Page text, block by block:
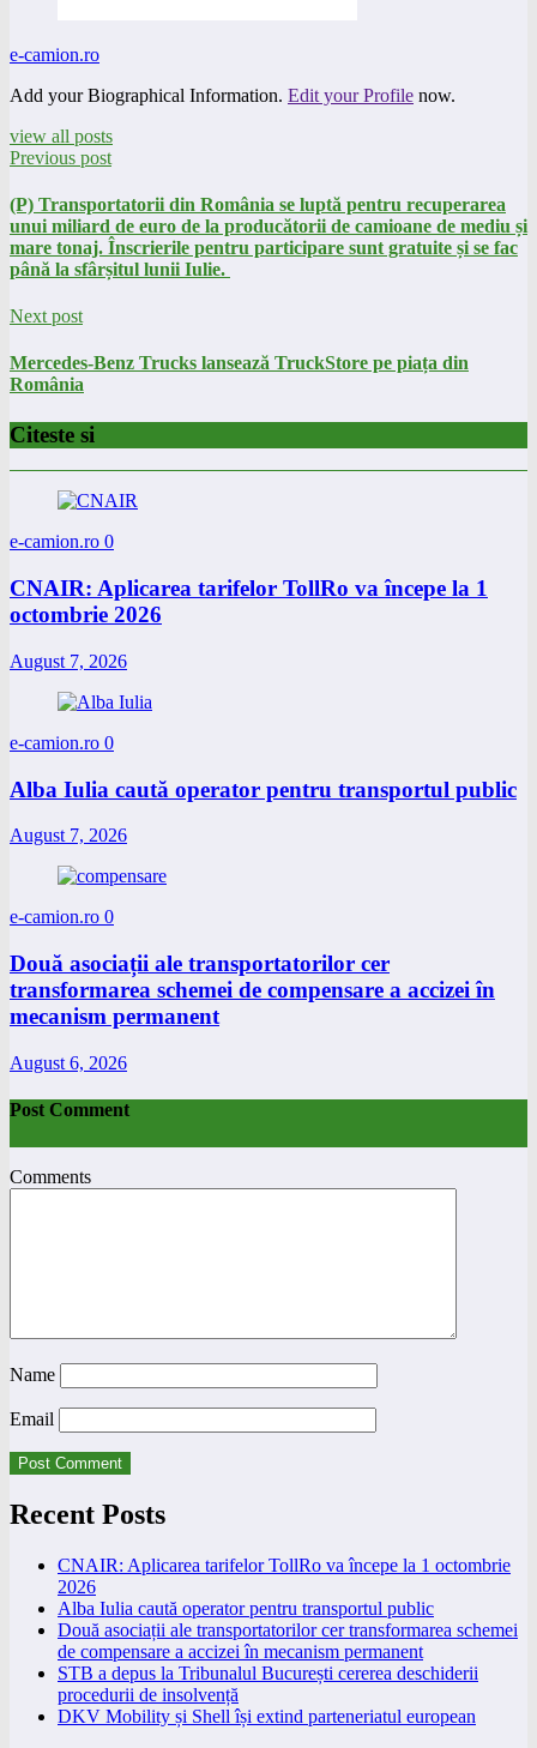
e-camion.ro
Add your Biographical Information. Edit your Profile now.
view all posts
Previous post
(P) Transportatorii din România se luptă pentru recuperarea
unui miliard de euro de la producătorii de camioane de mediu și
mare tonaj. Înscrierile pentru participare sunt gratuite și se fac
până la sfârșitul lunii Iulie.
Next post
Mercedes-Benz Trucks lansează TruckStore pe piața din
România
Citeste si
e-camion.ro 0
CNAIR: Aplicarea tarifelor TollRo va începe la 1
octombrie 2026
August 7, 2026
e-camion.ro 0
Alba Iulia caută operator pentru transportul public
August 7, 2026
e-camion.ro 0
Două asociații ale transportatorilor cer
transformarea schemei de compensare a accizei în
mecanism permanent
August 6, 2026
Post Comment
Comments
Name
Email
Recent Posts
CNAIR: Aplicarea tarifelor TollRo va începe la 1 octombrie
2026
Alba Iulia caută operator pentru transportul public
Două asociații ale transportatorilor cer transformarea schemei
de compensare a accizei în mecanism permanent
STB a depus la Tribunalul București cererea deschiderii
procedurii de insolvență
DKV Mobility și Shell își extind parteneriatul european